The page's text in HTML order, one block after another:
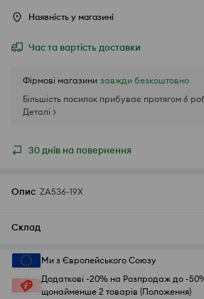
Наявність у магазині
Час та вартість доставки
Фірмові магазини завжди безкоштовно
Більшість посилок прибуває протягом 6
Деталі >
30 днів на повернення
Опис ZA536-19X
Склад
Ми з Європейського Союзу
Додаткові -20% на Розпродаж до -
щонайменше 2 товарів (Положення)